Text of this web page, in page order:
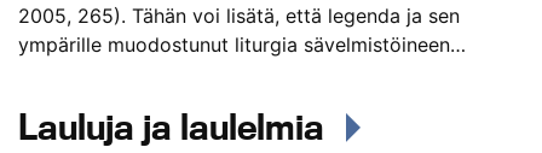
2005, 265). Tähän voi lisätä, että legenda ja sen
ympärille muodostunut liturgia sävelmistöineen…
Lauluja ja laulelmia